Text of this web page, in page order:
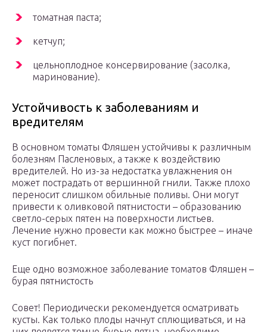
томатная паста;
кетчуп;
цельноплодное консервирование (засолка,
маринование).
Устойчивость к заболеваниям и
вредителям
В основном томаты Фляшен устойчивы к различным
болезням Пасленовых, а также к воздействию
вредителей. Но из-за недостатка увлажнения он
может пострадать от вершинной гнили. Также плохо
переносит слишком обильные поливы. Они могут
привести к оливковой пятнистости – образованию
светло-серых пятен на поверхности листьев.
Лечение нужно провести как можно быстрее – иначе
куст погибнет.
Еще одно возможное заболевание томатов Фляшен –
бурая пятнистость
Совет! Периодически рекомендуется осматривать
кусты. Как только плоды начнут сплющиваться, и на